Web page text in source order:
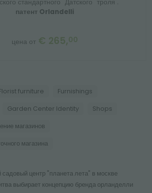
стандартного "Датского" троля .
патент Orlandelli
цена от € 265,00
furniture Furnishings
Garden Center Identity Shops
магазинов
магазина
садовый центр "планета лета" в москве
выбирает концепцию бренда орланделли